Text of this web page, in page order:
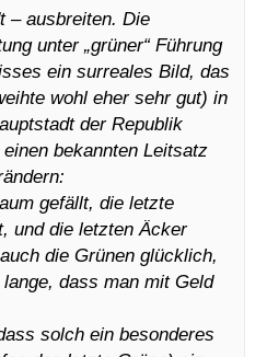
– ausbreiten. Die
unter „grüner“ Führung
ein surreales Bild, das
wohl eher sehr gut) in
der Republik
bekannten Leitsatz
gefällt, die letzte
und die letzten Äcker
die Grünen glücklich,
dass man mit Geld
solch ein besonderes